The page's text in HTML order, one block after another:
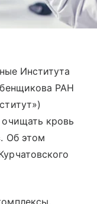
Института
РАН
очищать кровь
Об этом